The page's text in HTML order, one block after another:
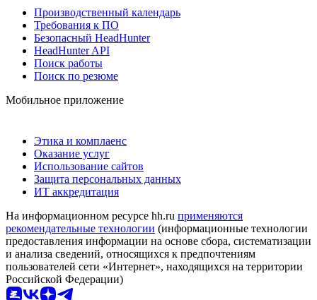
Производственный календарь
Требования к ПО
Безопасный HeadHunter
HeadHunter API
Поиск работы
Поиск по резюме
Мобильное приложение
Этика и комплаенс
Оказание услуг
Использование сайтов
Защита персональных данных
ИТ аккредитация
На информационном ресурсе hh.ru применяются
рекомендательные технологии (информационные технологии
предоставления информации на основе сбора, систематизации
и анализа сведений, относящихся к предпочтениям
пользователей сети «Интернет», находящихся на территории
Российской Федерации)